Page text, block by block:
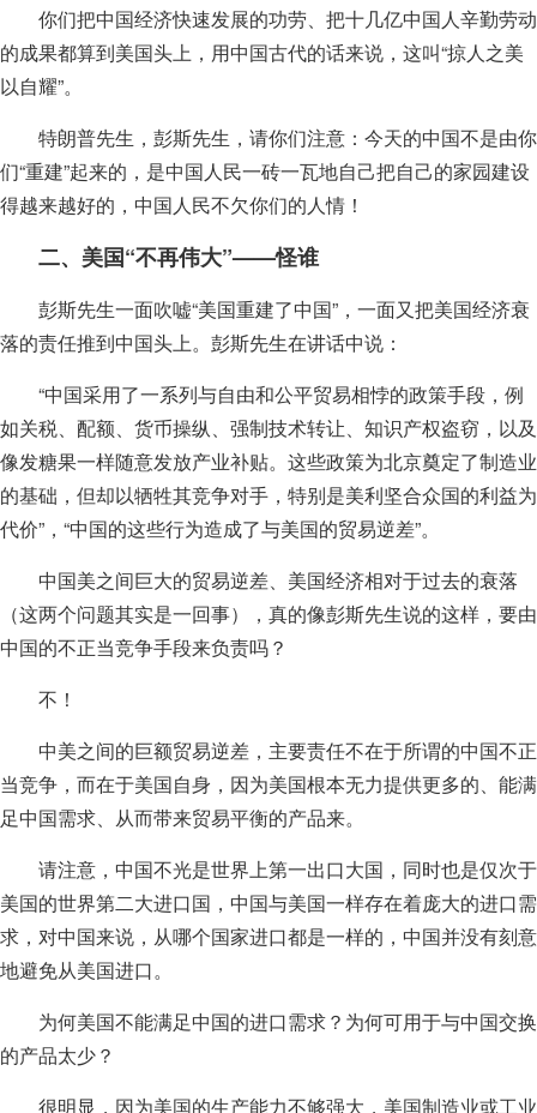
你们把中国经济快速发展的功劳、把十几亿中国人辛勤劳动
的成果都算到美国头上，用中国古代的话来说，这叫“掠人之美
以自耀”。
特朗普先生，彭斯先生，请你们注意：今天的中国不是由你
们“重建”起来的，是中国人民一砖一瓦地自己把自己的家园建设
得越来越好的，中国人民不欠你们的人情！
二、美国“不再伟大”——怪谁
彭斯先生一面吹嘘“美国重建了中国”，一面又把美国经济衰
落的责任推到中国头上。彭斯先生在讲话中说：
“中国采用了一系列与自由和公平贸易相悖的政策手段，例
如关税、配额、货币操纵、强制技术转让、知识产权盗窃，以及
像发糖果一样随意发放产业补贴。这些政策为北京奠定了制造业
的基础，但却以牺牲其竞争对手，特别是美利坚合众国的利益为
代价”，“中国的这些行为造成了与美国的贸易逆差”。
中国美之间巨大的贸易逆差、美国经济相对于过去的衰落
（这两个问题其实是一回事），真的像彭斯先生说的这样，要由
中国的不正当竞争手段来负责吗？
不！
中美之间的巨额贸易逆差，主要责任不在于所谓的中国不正
当竞争，而在于美国自身，因为美国根本无力提供更多的、能满
足中国需求、从而带来贸易平衡的产品来。
请注意，中国不光是世界上第一出口大国，同时也是仅次于
美国的世界第二大进口国，中国与美国一样存在着庞大的进口需
求，对中国来说，从哪个国家进口都是一样的，中国并没有刻意
地避免从美国进口。
为何美国不能满足中国的进口需求？为何可用于与中国交换
的产品太少？
很明显，因为美国的生产能力不够强大，美国制造业或工业